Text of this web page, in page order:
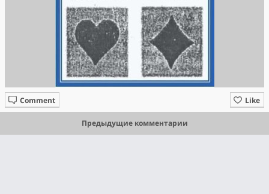
Like
Comment
Предыдущие комментарии